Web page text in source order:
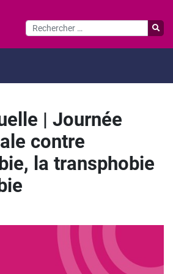
| Journée
contre
la transphobie